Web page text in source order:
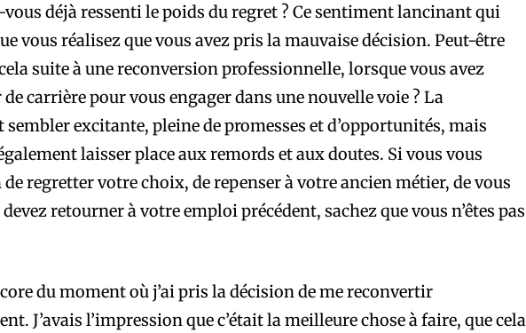
vous déjà ressenti le poids du regret ? Ce sentiment lancinant qui
vous réalisez que vous avez pris la mauvaise décision. Peut-être
suite à une reconversion professionnelle, lorsque vous avez
de carrière pour vous engager dans une nouvelle voie ? La
excitante, pleine de promesses et d’opportunités, mais
laisser place aux remords et aux doutes. Si vous vous
regretter votre choix, de repenser à votre ancien métier, de vous
retourner à votre emploi précédent, sachez que vous n’êtes pas
du moment où j’ai pris la décision de me reconvertir
J’avais l’impression que c’était la meilleure chose à faire, que cela